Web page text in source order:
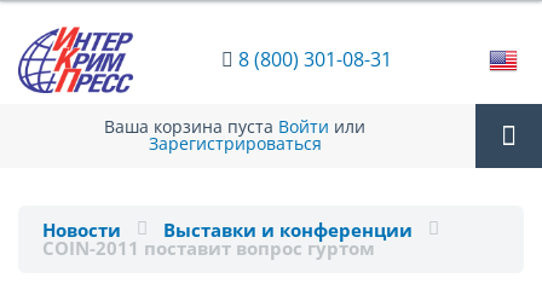
8 (800) 301-08-31
Ваша корзина пуста Войти или
Зарегистрироваться
Новости Выставки и конференции
COIN-2011 поставит вопрос гуртом